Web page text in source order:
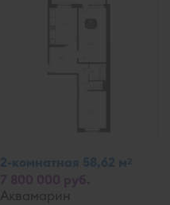
2-комнатная 58,62 м2
Аквамарин